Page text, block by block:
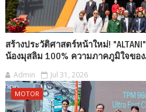
สร้างประวัติศาสตร์หน้าใหม่!
น้องมุสลิม 100% ความภาคภูมิใจขอ
Admin Jul 31, 2026
MOTOR